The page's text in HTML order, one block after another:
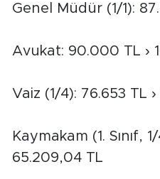
Genel Müdür (1/1):
Avukat: 90.000 TL ›
Vaiz (1/4): 76.653 TL
Kaymakam (1. Sınıf,
65.209,04 TL